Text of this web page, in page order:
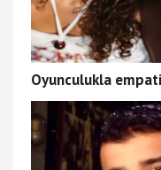
Oyunculukla